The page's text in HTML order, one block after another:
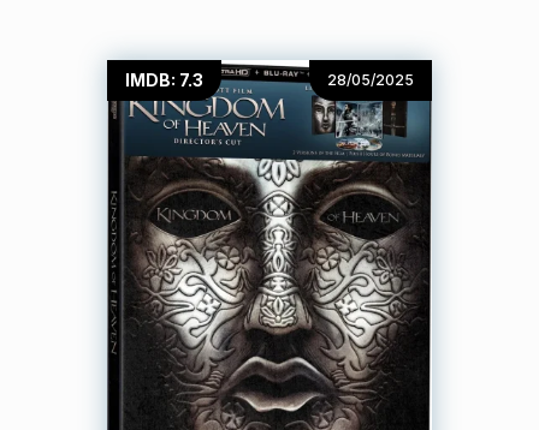
IMDB: 7.3 28/05/2025